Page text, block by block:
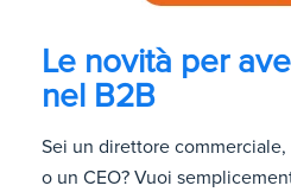
Le novità per
nel B2B
Sei un direttore
o un CEO? Vuoi